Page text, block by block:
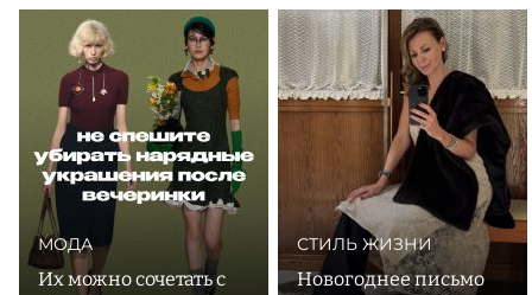
МОДА
Их можно сочетать с
СТИЛЬ ЖИЗНИ
Новогоднее письмо